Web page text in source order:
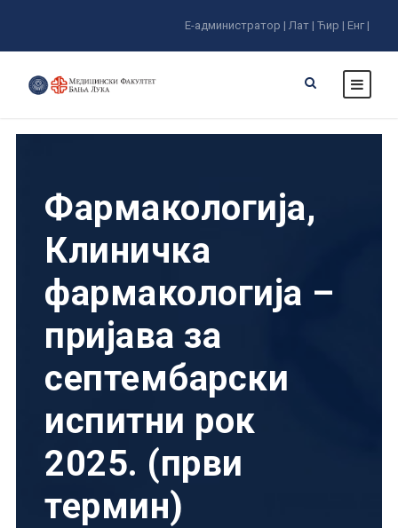
Е-администратор | Лат | Ћир | Енг |
Фармакологија,
Клиничка
фармакологија –
пријава за
септембарски
испитни рок
2025. (први
термин)